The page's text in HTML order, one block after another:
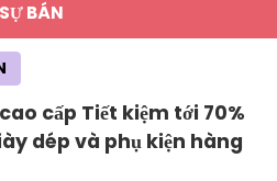
SỰ BÁN
cấp Tiết kiệm tới 70%
dép và phụ kiện hàng